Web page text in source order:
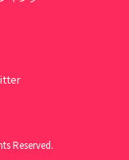
Reserved.